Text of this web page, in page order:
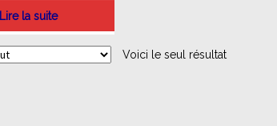
Lire la suite
Voici le seul résultat